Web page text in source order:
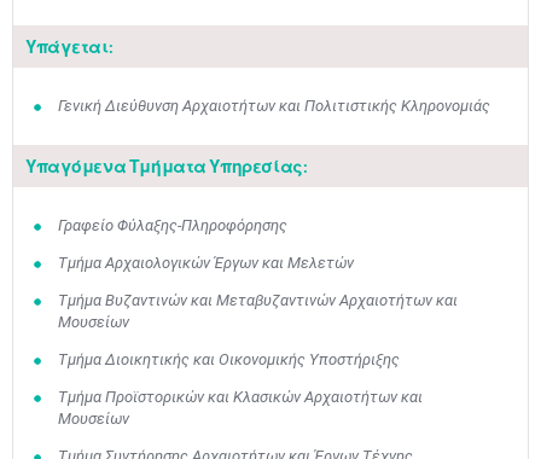
Υπάγεται:
Γενική Διεύθυνση Αρχαιοτήτων και Πολιτιστικής Κληρονομιάς
Υπαγόμενα Τμήματα Υπηρεσίας:
Γραφείο Φύλαξης-Πληροφόρησης
Τμήμα Αρχαιολογικών Έργων και Μελετών
Τμήμα Βυζαντινών και Μεταβυζαντινών Αρχαιοτήτων και
Μουσείων
Τμήμα Διοικητικής και Οικονομικής Υποστήριξης
Τμήμα Προϊστορικών και Κλασικών Αρχαιοτήτων και
Μουσείων